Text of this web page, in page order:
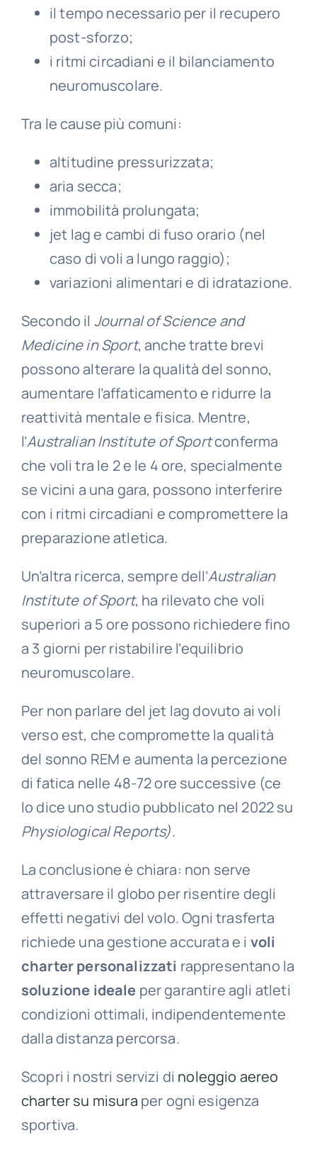
il tempo necessario per il recupero
post-sforzo;
i ritmi circadiani e il bilanciamento
neuromuscolare.
Tra le cause più comuni:
altitudine pressurizzata;
aria secca;
immobilità prolungata;
jet lag e cambi di fuso orario (nel
caso di voli a lungo raggio);
variazioni alimentari e di idratazione.
Secondo il Journal of Science and
Medicine in Sport, anche tratte brevi
possono alterare la qualità del sonno,
aumentare l’affaticamento e ridurre la
reattività mentale e fisica. Mentre,
l’Australian Institute of Sportconferma
che voli tra le 2 e le 4 ore, specialmente
se vicini a una gara, possono interferire
con i ritmi circadiani e compromettere la
preparazione atletica.
Un’altra ricerca, sempre dell’Australian
Institute of Sport, ha rilevato che voli
superiori a 5 ore possono richiedere fino
a 3 giorni per ristabilire l’equilibrio
neuromuscolare.
Per non parlare del jet lag dovuto ai voli
verso est, che compromette la qualità
del sonno REM e aumenta la percezione
di fatica nelle 48-72 ore successive (ce
lo dice uno studio pubblicato nel 2022 su
Physiological Reports).
La conclusione è chiara: non serve
attraversare il globo per risentire degli
effetti negativi del volo. Ogni trasferta
richiede una gestione accurata e i voli
charter personalizzati rappresentano la
soluzione ideale per garantire agli atleti
condizioni ottimali, indipendentemente
dalla distanza percorsa.
Scopri i nostri servizi di noleggio aereo
charter su misura per ogni esigenza
sportiva.